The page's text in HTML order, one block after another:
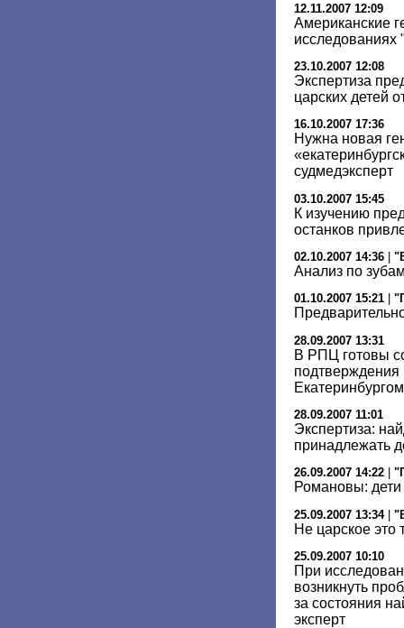
12.11.2007 12:09
Американские
исследованиях
23.10.2007 12:08
Экспертиза
царских детей
16.10.2007 17:36
Нужна новая
судмедэксперт
03.10.2007 15:45
К изучению
останков
02.10.2007 14:36
Анализ по
01.10.2007 15:21
28.09.2007 13:31
В РПЦ готовы
28.09.2007 11:01
Экспертиза:
принадлежать
26.09.2007 14:22
Романовы:
25.09.2007 13:34|
Не царское это
25.09.2007 10:10
При
возникнуть
за состояния
эксперт